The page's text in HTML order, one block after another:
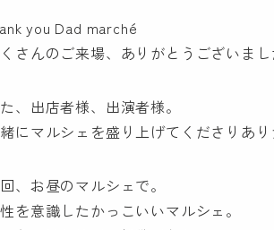
you Dad marché
さんのご来場、ありがとうございまし
、出店者様、出演者様。
にマルシェを盛り上げてくださりあ
、お昼のマルシェで。
を意識したかっこいいマルシェ。